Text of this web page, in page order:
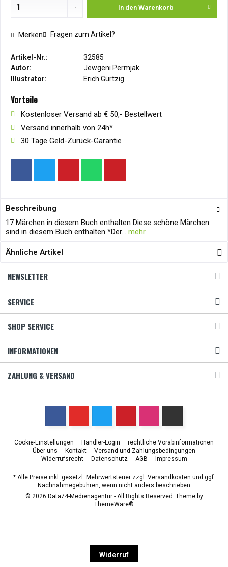
In den Warenkorb
Merken Fragen zum Artikel?
Artikel-Nr.:
32585
Autor:
Jewgeni Permjak
Illustrator:
Erich Gürtzig
Vorteile
Kostenloser Versand ab € 50,- Bestellwert
Versand innerhalb von 24h*
30 Tage Geld-Zurück-Garantie
Beschreibung
17 Märchen in diesem Buch enthalten Diese schöne Märchen
sind in diesem Buch enthalten *Der... mehr
Ähnliche Artikel
NEWSLETTER
SERVICE
SHOP SERVICE
INFORMATIONEN
ZAHLUNG & VERSAND
Cookie-Einstellungen Händler-Login
rechtliche Vorabinformationen
Über uns
Kontakt
Versand und Zahlungsbedingungen
Widerrufsrecht
Datenschutz AGB Impressum
* Alle Preise inkl. gesetzl. Mehrwertsteuer zzgl. Versandkosten und ggf.
Nachnahmegebühren, wenn nicht anders beschrieben
© 2026 Data74-Medienagentur - All Rights Reserved. Theme by
ThemeWare®
Widerruf